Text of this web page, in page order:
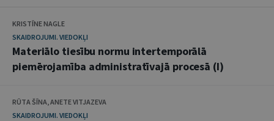
KRISTĪNE NAGLE
SKAIDROJUMI. VIEDOKĻI
Materiālo tiesību normu intertemporālā
piemērojamība administratīvajā procesā (I)
RŪTA ŠĪNA, ANETE VITJAZEVA
SKAIDROJUMI. VIEDOKĻI